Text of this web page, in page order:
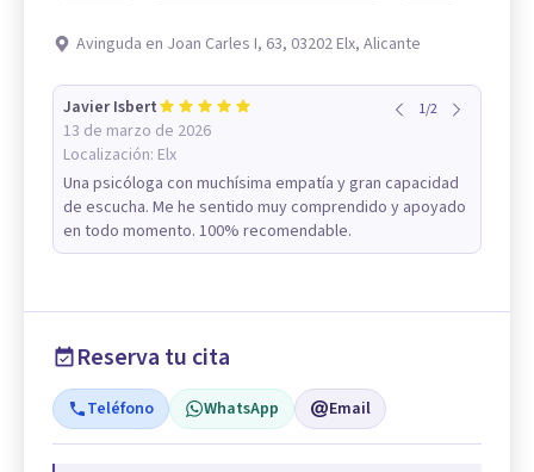
Avinguda en Joan Carles I, 63, 03202 Elx, Alicante
Javier Isbert
13 de marzo de 2026
Localización: Elx
1/2
Una psicóloga con muchísima empatía y gran capacidad
de escucha. Me he sentido muy comprendido y apoyado
en todo momento. 100% recomendable.
Reserva tu cita
Teléfono WhatsApp Email